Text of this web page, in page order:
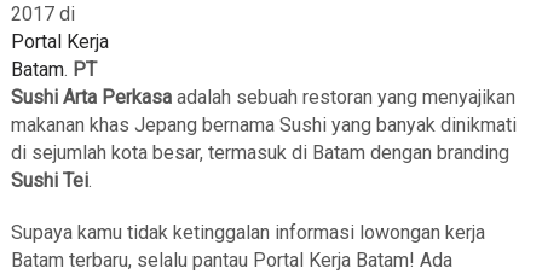
2017 di
Portal Kerja
Batam. PT
Sushi Arta Perkasaadalah sebuah restoran yang menyajikan
makanan khas Jepang bernama Sushi yang banyak dinikmati
di sejumlah kota besar, termasuk di Batam dengan branding
Sushi Tei.
Supaya kamu tidak ketinggalan informasi lowongan kerja
Batam terbaru, selalu pantau Portal Kerja Batam! Ada